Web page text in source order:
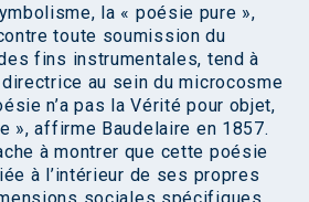
la « poésie pure »,
toute soumission du
fins instrumentales, tend à
au sein du microcosme
n’a pas la Vérité pour objet,
», affirme Baudelaire en 1857.
à montrer que cette poésie
à l’intérieur de ses propres